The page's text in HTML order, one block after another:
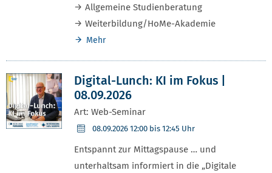
→ Allgemeine Studienberatung
→ Weiterbildung/HoMe-Akademie
Mehr
Digital-Lunch: KI im Fokus |
08.09.2026
Art: Web-Seminar
08.09.2026 12:00 bis 12:45 Uhr
Entspannt zur Mittagspause … und
unterhaltsam informiert in die „Digitale